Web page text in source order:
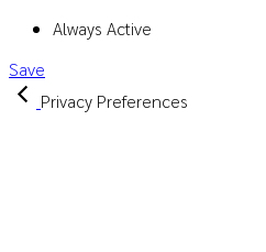
Always Active
Save
Privacy Preferences